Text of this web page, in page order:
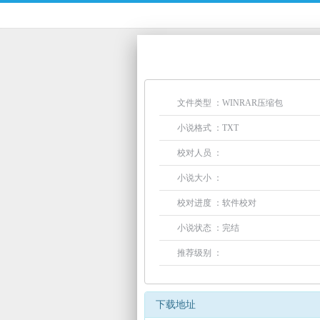
文件类型 ：WINRAR压缩包
小说格式 ：TXT
校对人员 ：
小说大小 ：
校对进度 ：软件校对
小说状态 ：完结
推荐级别 ：
下载地址